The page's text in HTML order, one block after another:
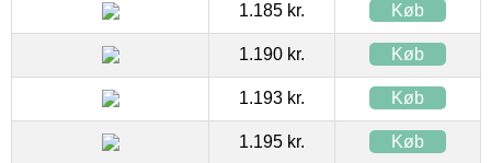
1.185 kr. Køb
1.190 kr. Køb
1.193 kr. Køb
1.195 kr. Køb